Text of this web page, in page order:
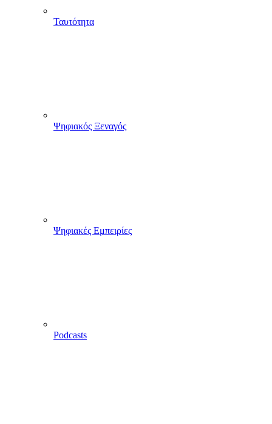
Ταυτότητα
Ψηφιακός Ξεναγός
Ψηφιακές Εμπειρίες
Podcasts